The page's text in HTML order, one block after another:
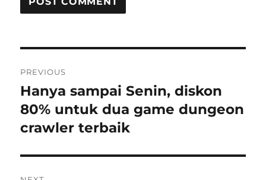
navigation
PREVIOUS
Previous
post:
Hanya sampai Senin, diskon
80% untuk dua game dungeon
crawler terbaik